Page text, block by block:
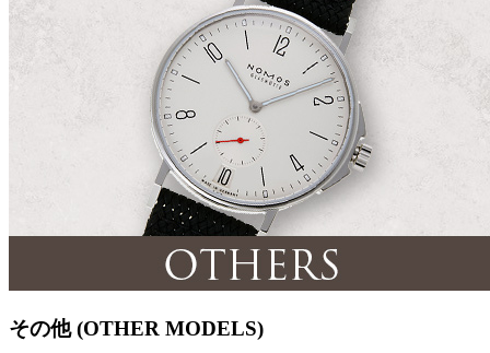
その他 (OTHER MODELS)